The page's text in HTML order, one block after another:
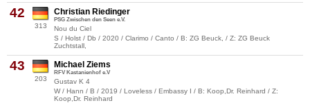
42
313
Christian Riedinger
PSG Zwischen den Seen e.V.
Nou du Ciel
S / Holst / Db / 2020 / Clarimo / Canto / B: ZG Beuck, / Z: ZG Beuck
Zuchtstall,
43
203
Michael Ziems
RFV Kastanienhof e.V
Gustav K 4
W / Hann / B / 2019 / Loveless / Embassy I / B: Koop,Dr. Reinhard / Z:
Koop,Dr. Reinhard